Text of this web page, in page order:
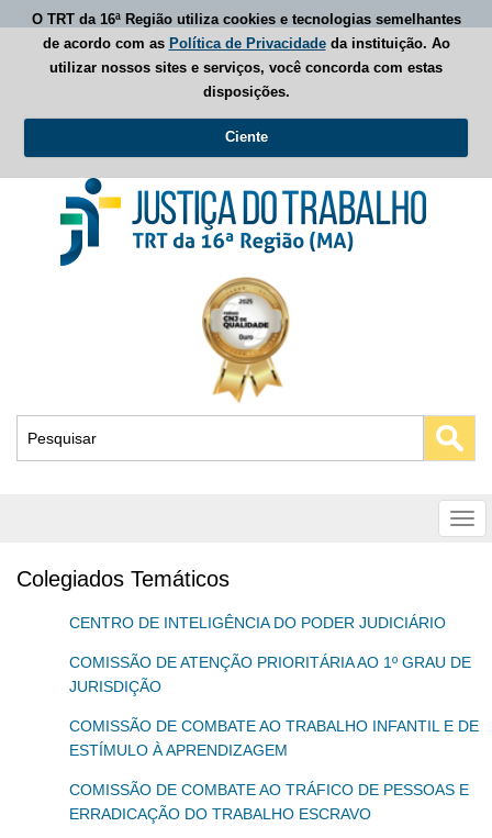
O TRT da 16ª Região utiliza cookies e tecnologias semelhantes
de acordo com as Política de Privacidadeda instituição. Ao
utilizar nossos sites e serviços, você concorda com estas
disposições.
Ciente
Colegiados Temáticos